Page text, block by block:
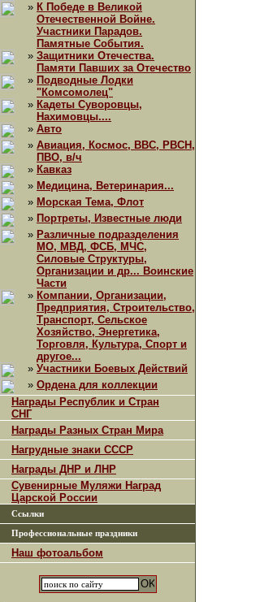
» К Победе в Великой
Отечественной Войне.
Участники Парадов.
Памятные События.
» Защитники Отечества.
Памяти Павших за Отечество
» Подводные Лодки
"Комсомолец"
» Кадеты Суворовцы,
Нахимовцы....
» Авто
» Авиация, Космос, ВВС, РВСН,
ПВО, в/ч
» Кавказ
» Медицина, Ветеринария...
» Морская Тема, Флот
» Портреты, Известные люди
» Различные подразделения
МО, МВД, ФСБ, МЧС,
Силовые Структуры,
Организации и др... Воинские
Части
» Компании, Организации,
Предприятия, Строительство,
Транспорт, Сельское
Хозяйство, Энергетика,
Торговля, Культура, Спорт и
другое...
» Участники Боевых Действий
» Ордена для коллекции
Награды Республик и Стран
СНГ
Награды Разных Стран Мира
Нагрудные знаки СССР
Награды ДНР и ЛНР
Сувенирные Муляжи Наград
Царской России
Ссылки
Профессиональные праздники
Наш фотоальбом